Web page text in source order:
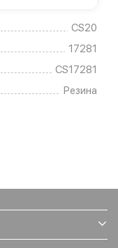
CS20
17281
CS17281
Резина